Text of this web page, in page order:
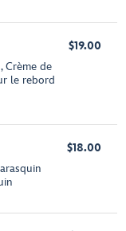
Crème de
le rebord
$19.00
$18.00